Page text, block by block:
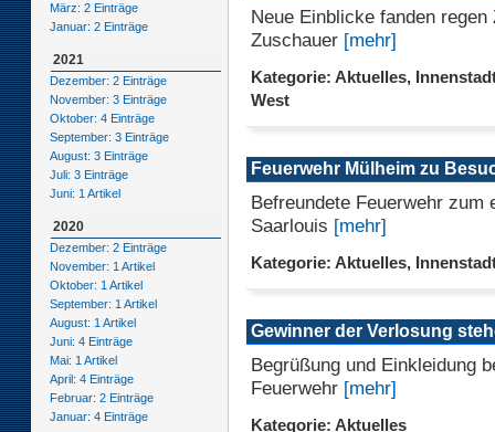
März: 2 Einträge
Januar: 2 Einträge
2021
Dezember: 2 Einträge
November: 3 Einträge
Oktober: 4 Einträge
September: 3 Einträge
August: 3 Einträge
Juli: 3 Einträge
Juni: 1 Artikel
2020
Dezember: 2 Einträge
November: 1 Artikel
Oktober: 1 Artikel
September: 1 Artikel
August: 1 Artikel
Juni: 4 Einträge
Mai: 1 Artikel
April: 4 Einträge
Februar: 2 Einträge
Januar: 4 Einträge
Neue Einblicke fanden regen
Zuschauer [mehr]
Kategorie: Aktuelles,
West
Feuerwehr Mülheim zu
Befreundete Feuerwehr zum
Saarlouis [mehr]
Kategorie: Aktuelles,
Gewinner der Verlosung
Begrüßung und Einkleidung
Feuerwehr [mehr]
Kategorie: Aktuelles